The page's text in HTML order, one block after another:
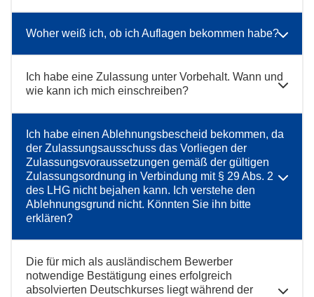
Woher weiß ich, ob ich Auflagen bekommen habe?
Ich habe eine Zulassung unter Vorbehalt. Wann und
wie kann ich mich einschreiben?
Ich habe einen Ablehnungsbescheid bekommen, da
der Zulassungsausschuss das Vorliegen der
Zulassungsvoraussetzungen gemäß der gültigen
Zulassungsordnung in Verbindung mit § 29 Abs. 2
des LHG nicht bejahen kann. Ich verstehe den
Ablehnungsgrund nicht. Könnten Sie ihn bitte
erklären?
Die für mich als ausländischem Bewerber
notwendige Bestätigung eines erfolgreich
absolvierten Deutschkurses liegt während der